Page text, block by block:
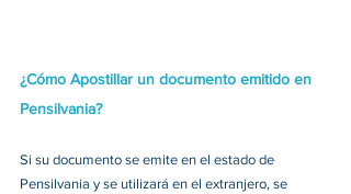
¿Cómo Apostillar un documento emitido en
Pensilvania?
Si su documento se emite en el estado de
Pensilvania y se utilizará en el extranjero, se